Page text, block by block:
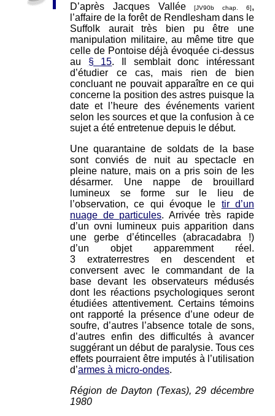
D’après Jacques Vallée[JV90b chap. 6],
l’affaire de la forêt de Rendlesham dans le
Suffolk aurait très bien pu être une
manipulation militaire, au même titre que
celle de Pontoise déjà évoquée ci-dessus
au § 15. Il semblait donc intéressant
d’étudier ce cas, mais rien de bien
concluant ne pouvait apparaître en ce qui
concerne la position des astres puisque la
date et l’heure des événements varient
selon les sources et que la confusion à ce
sujet a été entretenue depuis le début.
Une quarantaine de soldats de la base
sont conviés de nuit au spectacle en
pleine nature, mais on a pris soin de les
désarmer. Une nappe de brouillard
lumineux se forme sur le lieu de
l’observation, ce qui évoque le tir d’un
nuage de particules. Arrivée très rapide
d’un ovni lumineux puis apparition dans
une gerbe d’étincelles (abracadabra !)
d’un objet apparemment réel.
3 extraterrestres en descendent et
conversent avec le commandant de la
base devant les observateurs médusés
dont les réactions psychologiques seront
étudiées attentivement. Certains témoins
ont rapporté la présence d’une odeur de
soufre, d’autres l’absence totale de sons,
d’autres enfin des difficultés à avancer
suggérant un début de paralysie. Tous ces
effets pourraient être imputés à l’utilisation
d’armes à micro-ondes.
Région de Dayton (Texas), 29 décembre
1980